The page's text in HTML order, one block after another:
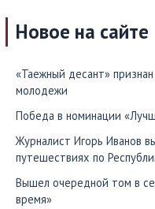
Новое на сайте
«Таежный десант»
молодежи
Победа в номинации
Журналист Игорь Иванов
путешествиях по
Вышел очередной том в
время»